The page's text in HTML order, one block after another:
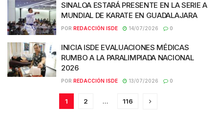
SINALOA ESTARÁ PRESENTE EN LA SERIE A
MUNDIAL DE KARATE EN GUADALAJARA
POR REDACCIÓN ISDE 14/07/2026 0
INICIA ISDE EVALUACIONES MÉDICAS
RUMBO A LA PARALIMPIADA NACIONAL
2026
POR REDACCIÓN ISDE 13/07/2026 0
1 2 … 116